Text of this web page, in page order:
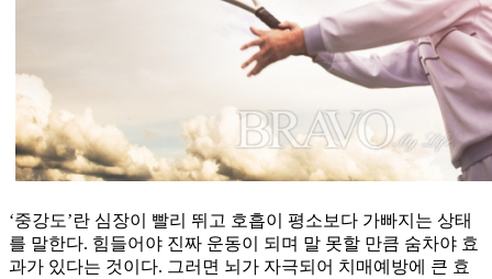
‘중강도’란 심장이 빨리 뛰고 호흡이 평소보다 가빠지는 상태
를 말한다. 힘들어야 진짜 운동이 되며 말 못할 만큼 숨차야 효
과가 있다는 것이다. 그러면 뇌가 자극되어 치매예방에 큰 효